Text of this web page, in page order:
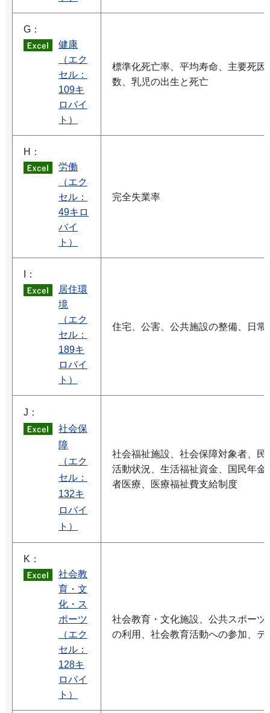
G：
健康
（エク
セル：
109キ
ロバイ
ト）
標準化死亡率、平均寿命、主要死
数、乳児の出生と死亡
H：
労働
（エク
セル：
49キロ
バイ
ト）
完全失業率
I：
居住環
境
（エク
セル：
189キ
ロバイ
ト）
住宅、公害、公共施設の整備、日
J：
社会保
障
（エク
セル：
132キ
ロバイ
ト）
社会福祉施設、社会保障対象者、
活動状況、生活福祉資金、国民年
者医療、医療福祉費支給制度
K：
社会教
育・文
化・ス
ポーツ
（エク
セル：
128キ
ロバイ
ト）
社会教育・文化施設、公共スポー
の利用、社会教育活動への参加、テ